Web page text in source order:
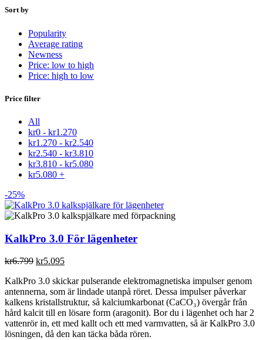
Sort by
Popularity
Average rating
Newness
Price: low to high
Price: high to low
Price filter
All
kr0 - kr1.270
kr1.270 - kr2.540
kr2.540 - kr3.810
kr3.810 - kr5.080
kr5.080 +
-25%
KalkPro 3.0 För lägenheter
kr6.799 Det
priset
var:
kr6.799.
kr5.095Det
priset
är:
kr5.095.
KalkPro 3.0 skickar pulserande elektromagnetiska impulser genom
antennerna, som är lindade utanpå röret. Dessa impulser påverkar
kalkens kristallstruktur, så kalciumkarbonat (CaCO₃) övergår från
hård kalcit till en lösare form (aragonit). Bor du i lägenhet och har 2
vattenrör in, ett med kallt och ett med varmvatten, så är KalkPro 3.0
lösningen, då den kan täcka båda rören.